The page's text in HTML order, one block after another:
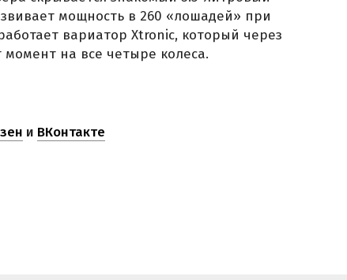
мощность в 260 «лошадей» при
вариатор Xtronic, который через
на все четыре колеса.
и ВКонтакте